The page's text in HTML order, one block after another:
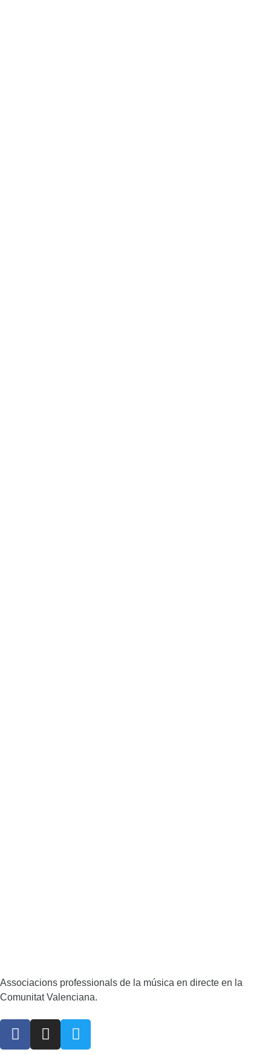
Associacions professionals de la música en directe en la
Comunitat Valenciana.